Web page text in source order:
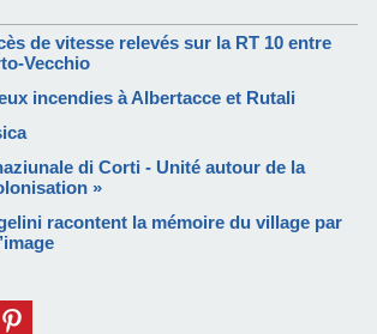
de vitesse relevés sur la RT 10 entre
Vecchio
incendies à Albertacce et Rutali
di Corti - Unité autour de la
»
racontent la mémoire du village par